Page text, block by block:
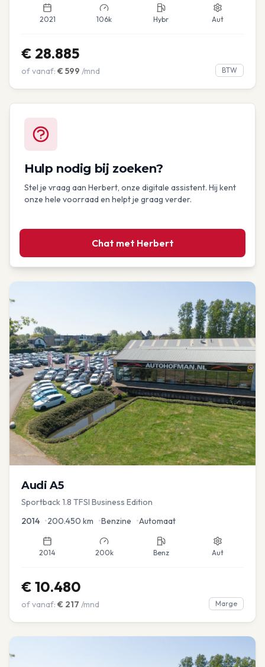
2021 106k Hybr Aut
€ 28.885
of vanaf: € 599 /mnd BTW
Hulp nodig bij zoeken?
Stel je vraag aan Herbert, onze digitale assistent. Hij kent
onze hele voorraad en helpt je graag verder.
Chat met Herbert
Audi A5
Sportback 1.8 TFSI Business Edition
2014 •200.450 km •Benzine •Automaat
2014 200k Benz Aut
€ 10.480
of vanaf: € 217 /mnd Marge